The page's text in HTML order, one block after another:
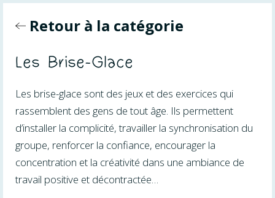
Retour à la catégorie
Les Brise-Glace
Les brise-glace sont des jeux et des exercices qui
rassemblent des gens de tout âge. Ils permettent
d’installer la complicité, travailler la synchronisation du
groupe, renforcer la confiance, encourager la
concentration et la créativité dans une ambiance de
travail positive et décontractée…